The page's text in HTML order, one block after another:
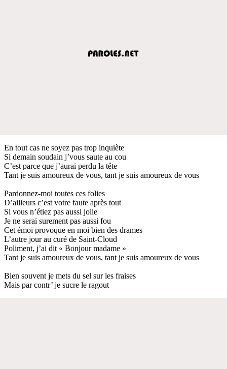
En tout cas ne soyez pas trop inquiète
Si demain soudain j’vous saute au cou
C’est parce que j’aurai perdu la tête
Tant je suis amoureux de vous, tant je suis amoureux de vous
Pardonnez-moi toutes ces folies
D’ailleurs c’est votre faute après tout
Si vous n’étiez pas aussi jolie
Je ne serai surement pas aussi fou
Cet émoi provoque en moi bien des drames
L’autre jour au curé de Saint-Cloud
Poliment, j’ai dit « Bonjour madame »
Tant je suis amoureux de vous, tant je suis amoureux de vous
Bien souvent je mets du sel sur les fraises
Mais par contr’ je sucre le ragout